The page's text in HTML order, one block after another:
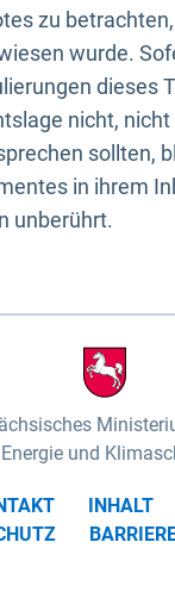
zu
wurde.
dieses
nicht,
sollten,
in ihrem
unberührt.
Energie und
INHALT